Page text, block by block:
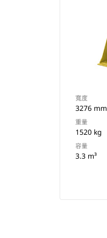
寬度
3276 mm
重量
1520 kg
容量
3.3 m³